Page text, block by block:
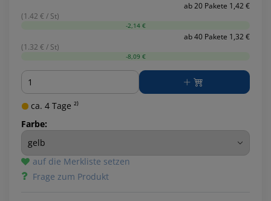
ab 20 Pakete 1,42 €
(1.42 € / St)
-2,14 €
ab 40 Pakete 1,32 €
(1.32 € / St)
-8,09 €
Menge
ca. 4 Tage ²⁾
Farbe:
auf die Merkliste setzen
Frage zum Produkt